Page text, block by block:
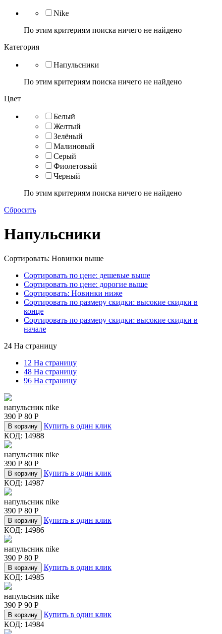
Nike
По этим критериям поиска ничего не найдено
Категория
Напульсники
По этим критериям поиска ничего не найдено
Цвет
Белый
Желтый
Зелёный
Малиновый
Серый
Фиолетовый
Черный
По этим критериям поиска ничего не найдено
Сбросить
Напульсники
Сортировать: Новинки выше
Сортировать по цене: дешевые выше
Сортировать по цене: дорогие выше
Сортировать: Новинки ниже
Сортировать по размеру скидки: высокие скидки в
конце
Сортировать по размеру скидки: высокие скидки в
начале
24 На страницу
12 На страницу
48 На страницу
96 На страницу
напульсник nike
390 Р 80 Р
В корзину
Купить в один клик
КОД: 14988
напульсник nike
390 Р 80 Р
В корзину
Купить в один клик
КОД: 14987
напульсник nike
390 Р 80 Р
В корзину
Купить в один клик
КОД: 14986
напульсник nike
390 Р 80 Р
В корзину
Купить в один клик
КОД: 14985
напульсник nike
390 Р 90 Р
В корзину
Купить в один клик
КОД: 14984